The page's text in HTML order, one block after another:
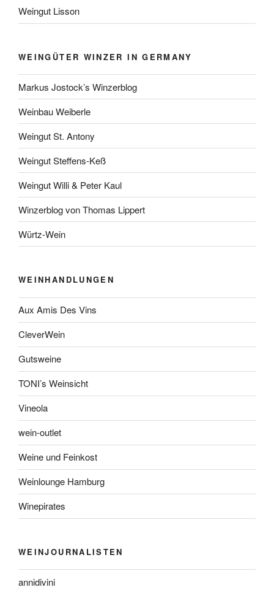
Weingut Lisson
WEINGÜTER WINZER IN GERMANY
Markus Jostock’s Winzerblog
Weinbau Weiberle
Weingut St. Antony
Weingut Steffens-Keß
Weingut Willi & Peter Kaul
Winzerblog von Thomas Lippert
Würtz-Wein
WEINHANDLUNGEN
Aux Amis Des Vins
CleverWein
Gutsweine
TONI’s Weinsicht
Vineola
wein-outlet
Weine und Feinkost
Weinlounge Hamburg
Winepirates
WEINJOURNALISTEN
annidivini